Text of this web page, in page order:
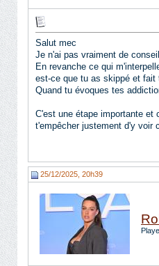
Salut mec
Je n'ai pas vraiment de
En revanche ce qui
est-ce que tu as skippé et
Quand tu évoques tes
C'est une étape importante et
t'empêcher justement d'y voir
25/12/2025, 20h39